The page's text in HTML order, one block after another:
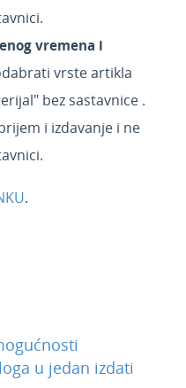
vremena i
vrste artikla
bez sastavnice .
i izdavanje i ne
.
u jedan izdati